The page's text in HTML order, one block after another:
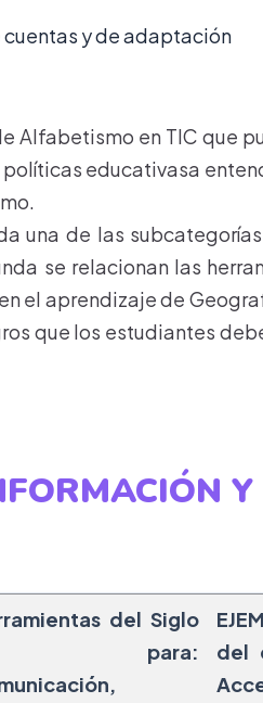
y de adaptación
Alfabetismo en TIC que
educativasa
una de las
se relacionan las
el aprendizaje de
que los estudiantes
Y
del Siglo
para:
del